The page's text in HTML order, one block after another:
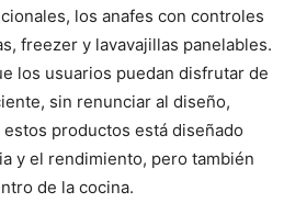
los anafes con controles
freezer y lavavajillas panelables.
los usuarios puedan disfrutar de
sin renunciar al diseño,
productos está diseñado
y el rendimiento, pero también
de la cocina.